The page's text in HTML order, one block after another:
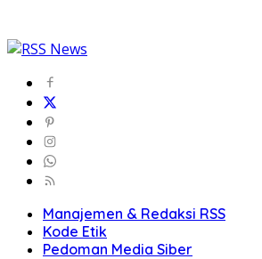
Manajemen & Redaksi RSS
Kode Etik
Pedoman Media Siber